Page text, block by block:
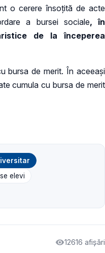
o cerere însoţită de acte
a bursei sociale, în
de la începerea
bursa de merit. În aceeași
cumula cu bursa de merit
elevi
12616 afișări